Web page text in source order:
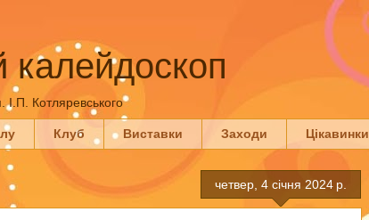
калейдоскоп
І.П. Котляревського
Клуб Виставки Заходи Цікавинки
четвер, 4 січня 2024 р.